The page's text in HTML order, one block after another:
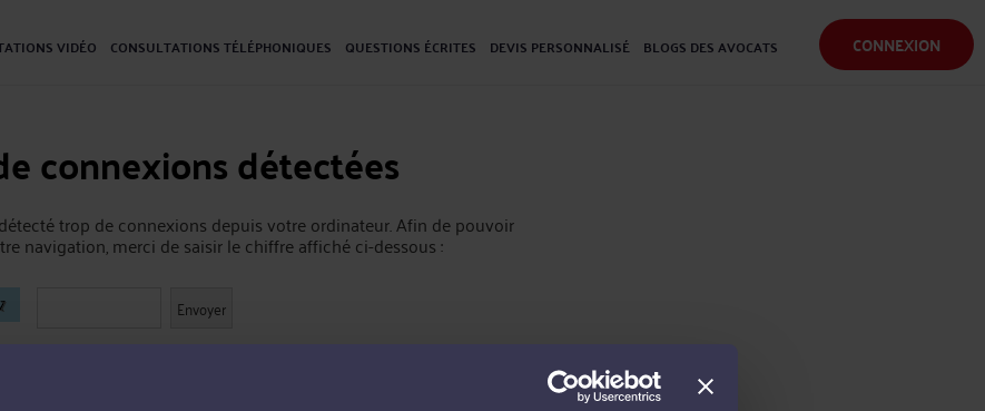
CONNEXION
VIDÉO CONSULTATIONS TÉLÉPHONIQUES QUESTIONS ÉCRITES DEVIS PERSONNALISÉ BLOGS DES AVOCATS
connexions détectées
trop de connexions depuis votre ordinateur. Afin de pouvoir
navigation, merci de saisir le chiffre affiché ci-dessous :